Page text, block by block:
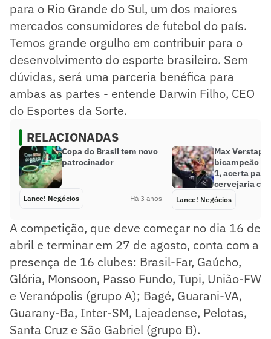
para o Rio Grande do Sul, um dos maiores
mercados consumidores de futebol do país.
Temos grande orgulho em contribuir para o
desenvolvimento do esporte brasileiro. Sem
dúvidas, será uma parceria benéfica para
ambas as partes - entende Darwin Filho, CEO
do Esportes da Sorte.
RELACIONADAS
Copa do Brasil tem novo
patrocinador
Lance! Negócios Há 3 anos
Max
bicampeão
1, acerta
cervejaria
Lance! Negócios
A competição, que deve começar no dia 16 de
abril e terminar em 27 de agosto, conta com a
presença de 16 clubes: Brasil-Far, Gaúcho,
Glória, Monsoon, Passo Fundo, Tupi, União-FW
e Veranópolis (grupo A); Bagé, Guarani-VA,
Guarany-Ba, Inter-SM, Lajeadense, Pelotas,
Santa Cruz e São Gabriel (grupo B).